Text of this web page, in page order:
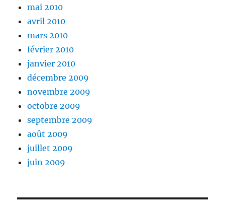
mai 2010
avril 2010
mars 2010
février 2010
janvier 2010
décembre 2009
novembre 2009
octobre 2009
septembre 2009
août 2009
juillet 2009
juin 2009